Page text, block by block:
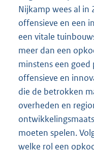
Nijkamp wees al in
offensieve en een
een vitale
meer dan een
minstens een
offensieve en
die de betrokken
overheden en
moeten spelen.
welke rol een